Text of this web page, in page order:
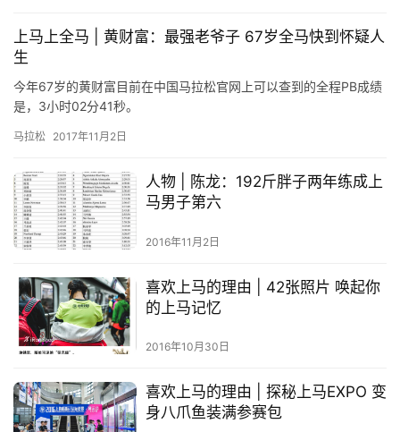
比
赛
观
察
备
训
练
视
频
上马上全马 | 黄财富：最强老爷子 67岁全马快到怀疑人
生
今年67岁的黄财富目前在中国马拉松官网上可以查到的全程PB成绩
是，3小时02分41秒。
马拉松 2017年11月2日
人物 | 陈龙：192斤胖子两年练成上
马男子第六
2016年11月2日
喜欢上马的理由 | 42张照片 唤起你
的上马记忆
2016年10月30日
喜欢上马的理由 | 探秘上马EXPO 变
身八爪鱼装满参赛包